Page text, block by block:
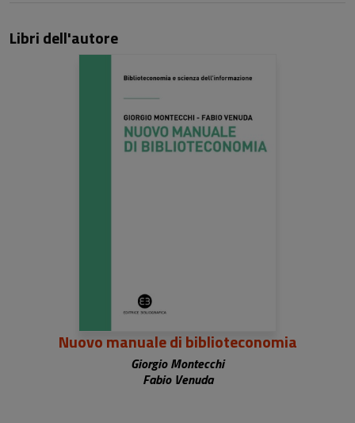
Libri dell'autore
Nuovo manuale di biblioteconomia
Giorgio Montecchi
Fabio Venuda